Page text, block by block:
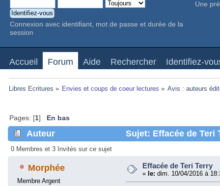
Connexion avec identifiant, mot de passe et durée de la
session
Une
Accueil Forum Aide Rechercher Identifiez-
Libres Ecritures » Envies et coups de coeur lectures » Avis : auteurs
Pages: [1] En bas
Auteur Sujet: Effacée de Teri
0 Membres et 3 Invités sur ce sujet
Morphée
Membre Argent
Effacée de Teri Terry
« le: dim. 10/04/2016 à